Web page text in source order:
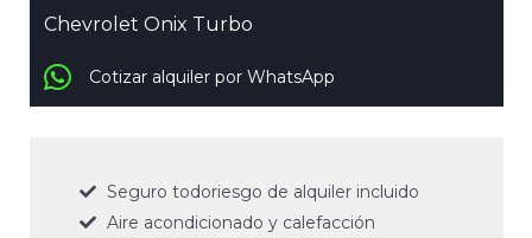
Chevrolet Onix Turbo
Cotizar alquiler por WhatsApp
Seguro todoriesgo de alquiler incluido
Aire acondicionado y calefacción